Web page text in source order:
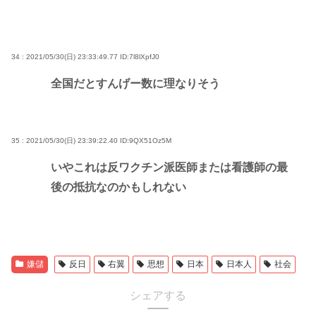
34 : 2021/05/30(日) 23:33:49.77 ID:7l8lXpfJ0
全国だとすんげー数に理なりそう
35 : 2021/05/30(日) 23:39:22.40 ID:9QX51Oz5M
いやこれは反ワクチン派医師または看護師の最
後の抵抗なのかもしれない
嫌儲 反日 右翼 思想 日本 日本人 社会
シェアする